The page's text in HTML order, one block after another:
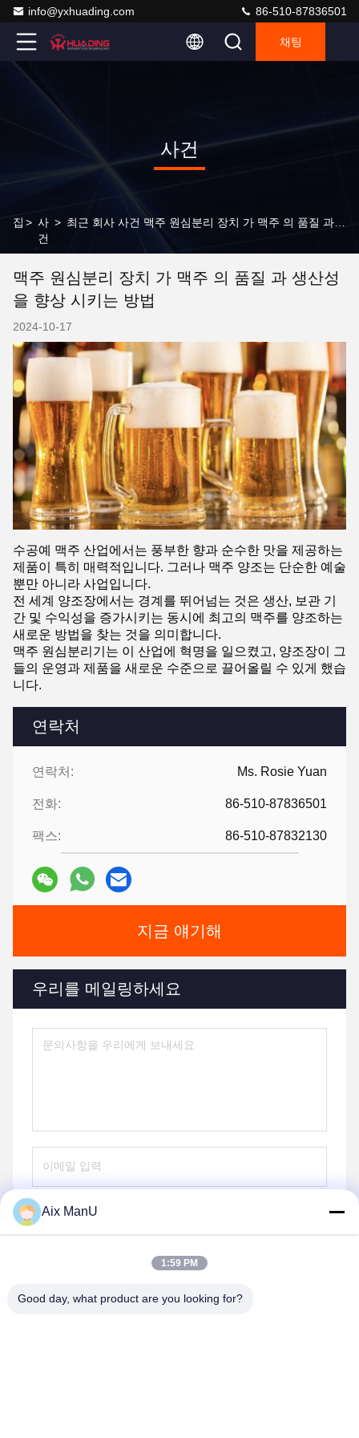
info@yxhuading.com 86-510-87836501
채팅
사건
집 > 사
건
>
연락처
연락처: Ms. Rosie Yuan
전화: 86-510-87836501
팩스: 86-510-87832130
지금 얘기해
우리를 메일링하세요
보내
맥주 원심분리 장치 가 맥주 의 품질 과 생산성
을 향상 시키는 방법
2024-10-17
수공예 맥주 산업에서는 풍부한 향과 순수한 맛을 제공하는
제품이 특히 매력적입니다. 그러나 맥주 양조는 단순한 예술
뿐만 아니라 사업입니다.
전 세계 양조장에서는 경계를 뛰어넘는 것은 생산, 보관 기
간 및 수익성을 증가시키는 동시에 최고의 맥주를 양조하는
새로운 방법을 찾는 것을 의미합니다.
맥주 원심분리기는 이 산업에 혁명을 일으켰고, 양조장이 그
들의 운영과 제품을 새로운 수준으로 끌어올릴 수 있게 했습
니다.
Aix ManU
1:59 PM
Good day, what product are you looking for?